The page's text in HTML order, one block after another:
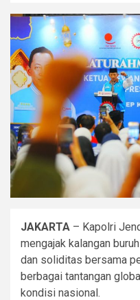
JAKARTA – Kapolri
mengajak kalangan
dan soliditas bersama
berbagai tantangan
kondisi nasional.